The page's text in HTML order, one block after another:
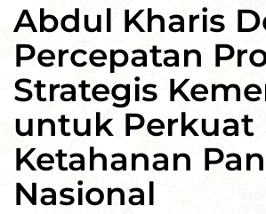
Abdul Kharis
Percepatan
Strategis
untuk Perkuat
Ketahanan
Nasional